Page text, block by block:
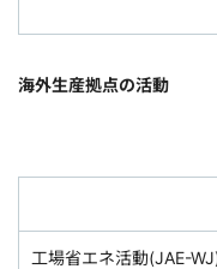
海外生産拠点の活動
工場省エネ活動(JAE-